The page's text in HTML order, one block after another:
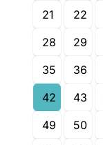
21
22
28
29
35
36
42
43
49
50